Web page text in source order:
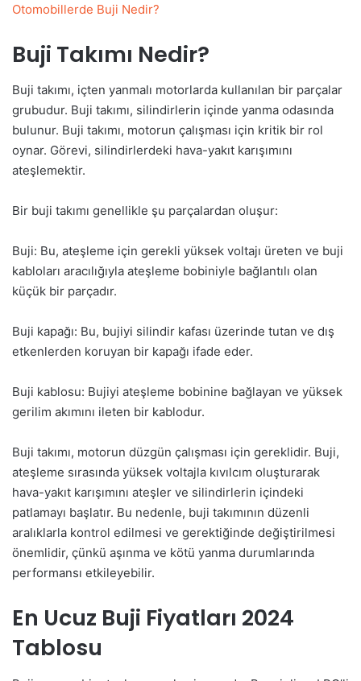
Otomobillerde Buji Nedir?
Buji Takımı Nedir?
Buji takımı, içten yanmalı motorlarda kullanılan bir parçalar
grubudur. Buji takımı, silindirlerin içinde yanma odasında
bulunur. Buji takımı, motorun çalışması için kritik bir rol
oynar. Görevi, silindirlerdeki hava-yakıt karışımını
ateşlemektir.
Bir buji takımı genellikle şu parçalardan oluşur:
Buji: Bu, ateşleme için gerekli yüksek voltajı üreten ve buji
kabloları aracılığıyla ateşleme bobiniyle bağlantılı olan
küçük bir parçadır.
Buji kapağı: Bu, bujiyi silindir kafası üzerinde tutan ve dış
etkenlerden koruyan bir kapağı ifade eder.
Buji kablosu: Bujiyi ateşleme bobinine bağlayan ve yüksek
gerilim akımını ileten bir kablodur.
Buji takımı, motorun düzgün çalışması için gereklidir. Buji,
ateşleme sırasında yüksek voltajla kıvılcım oluşturarak
hava-yakıt karışımını ateşler ve silindirlerin içindeki
patlamayı başlatır. Bu nedenle, buji takımının düzenli
aralıklarla kontrol edilmesi ve gerektiğinde değiştirilmesi
önemlidir, çünkü aşınma ve kötü yanma durumlarında
performansı etkileyebilir.
En Ucuz Buji Fiyatları 2024
Tablosu